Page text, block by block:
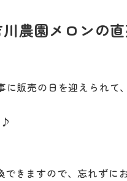
農園メロンの直
販売の日を迎えられて
♪
きますので、忘れずに